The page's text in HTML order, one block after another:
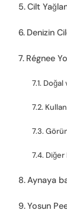
Cilt
Denizin
Régnee
Doğal
Diğer
Aynaya
Yosun